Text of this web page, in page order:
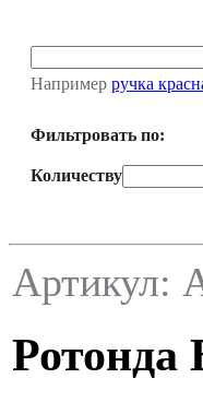
Например ручка
Фильтровать по:
Количеству
Артикул:
Ротонда